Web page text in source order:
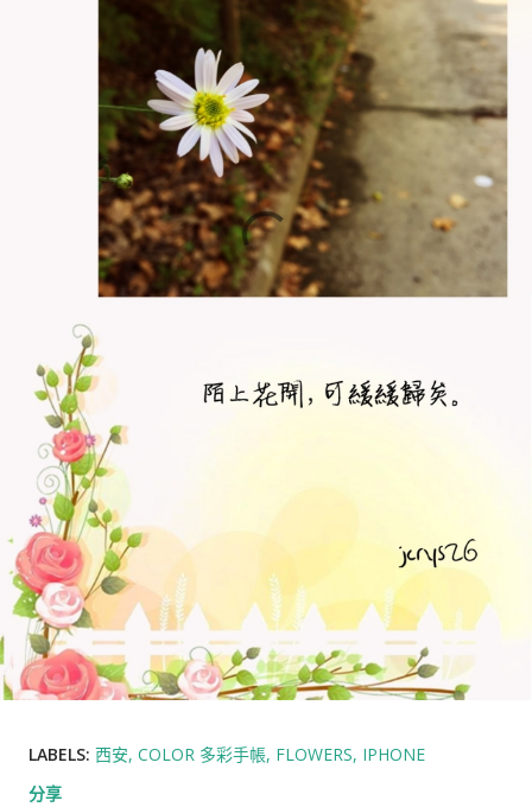
LABELS: 西安 COLOR 多彩手帳 FLOWERS IPHONE
分享